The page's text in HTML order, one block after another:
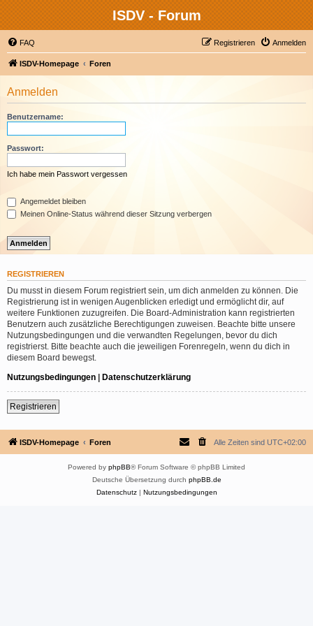
ISDV - Forum
FAQ Anmelden
Registrieren
ISDV-Homepage Foren
Anmelden
Benutzername:
Passwort:
Ich habe mein Passwort vergessen
Angemeldet bleiben
Meinen Online-Status während dieser Sitzung verbergen
REGISTRIEREN
Du musst in diesem Forum registriert sein, um dich anmelden zu können. Die
Registrierung ist in wenigen Augenblicken erledigt und ermöglicht dir, auf
weitere Funktionen zuzugreifen. Die Board-Administration kann registrierten
Benutzern auch zusätzliche Berechtigungen zuweisen. Beachte bitte unsere
Nutzungsbedingungen und die verwandten Regelungen, bevor du dich
registrierst. Bitte beachte auch die jeweiligen Forenregeln, wenn du dich in
diesem Board bewegst.
Nutzungsbedingungen | Datenschutzerklärung
Registrieren
ISDV-Homepage Foren Alle Zeiten sind UTC+02:00
Powered by phpBB® Forum Software © phpBB Limited
Deutsche Übersetzung durch phpBB.de
Datenschutz| Nutzungsbedingungen